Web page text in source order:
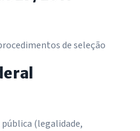
de seleção
(legalidade,